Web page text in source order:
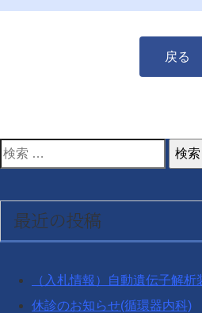
戻る
検
対
象:最近の投稿
（入札情報）自動遺伝子解
休診のお知らせ(循環器内科)